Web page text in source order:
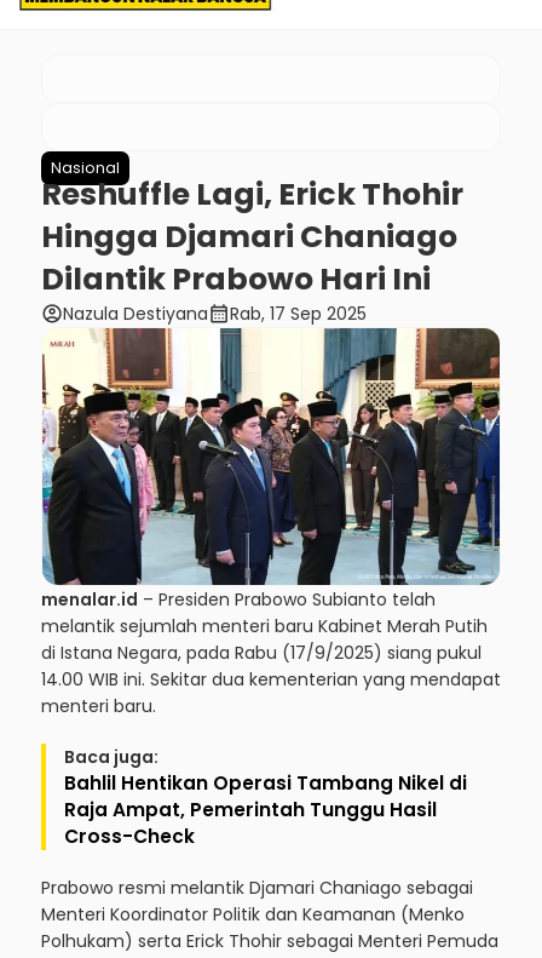
Nasional
Reshuffle Lagi, Erick Thohir
Hingga Djamari Chaniago
Dilantik Prabowo Hari Ini
account_circleNazula Destiyanacalendar_monthRab, 17 Sep 2025
menalar.id – Presiden Prabowo Subianto telah
melantik sejumlah menteri baru Kabinet Merah Putih
di Istana Negara, pada Rabu (17/9/2025) siang pukul
14.00 WIB ini. Sekitar dua kementerian yang mendapat
menteri baru.
Baca juga:
Bahlil Hentikan Operasi Tambang Nikel di
Raja Ampat, Pemerintah Tunggu Hasil
Cross-Check
Prabowo resmi melantik Djamari Chaniago sebagai
Menteri Koordinator Politik dan Keamanan (Menko
Polhukam) serta Erick Thohir sebagai Menteri Pemuda